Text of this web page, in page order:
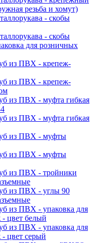
резьба и хомут)
- скобы
- скобы
для розничных
из ПВХ - крепеж-
из ПВХ - крепеж-
из ПВХ - муфта гибкая
из ПВХ - муфта гибкая
из ПВХ - муфты
из ПВХ - муфты
из ПВХ - тройники
из ПВХ - углы 90
из ПВХ - упаковка для
цвет белый
из ПВХ - упаковка для
цвет серый